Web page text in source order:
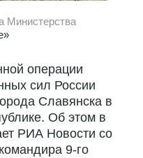
Министерства
операции
сил России
Славянска в
Об этом в
РИА Новости со
9-го